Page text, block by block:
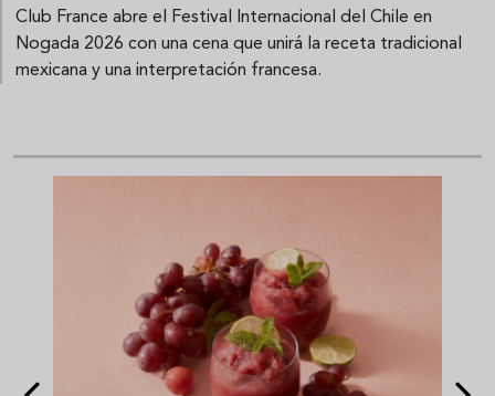
Club France abre el Festival Internacional del Chile en
Nogada 2026 con una cena que unirá la receta tradicional
mexicana y una interpretación francesa.